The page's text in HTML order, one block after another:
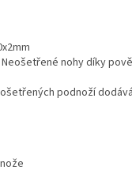
nohy díky
podnoží